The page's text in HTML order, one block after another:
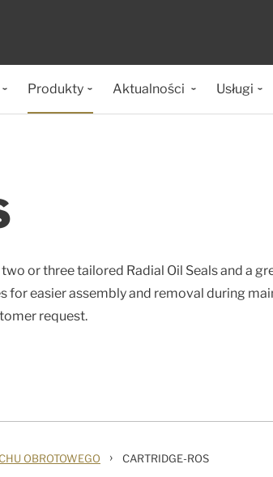
Produkty Aktualności Usługi
or three tailored Radial Oil Seals and a
for easier assembly and removal during
request.
OBROTOWEGO › CARTRIDGE-ROS